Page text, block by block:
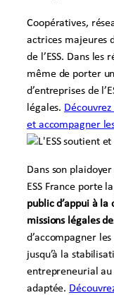
Coopératives,
actrices majeures
de l’ESS. Dans les
même de porter
d’entreprises de
légales.
et accompagner
Dans son
ESS France porte
public d’appui à la
missions légales
d’accompagner
jusqu’à la
entrepreneurial au
adaptée.